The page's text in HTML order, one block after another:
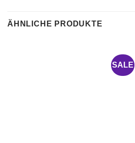
ÄHNLICHE PRODUKTE
SALE